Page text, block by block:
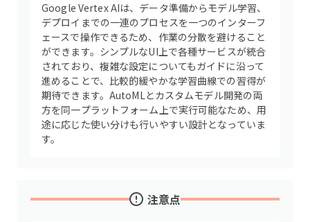
Google Vertex AIは、データ準備からモデル学習、
デプロイまでの一連のプロセスを一つのインターフ
ェースで操作できるため、作業の分散を避けること
ができます。シンプルなUI上で各種サービスが統合
されており、複雑な設定についてもガイドに沿って
進めることで、比較的緩やかな学習曲線での習得が
期待できます。AutoMLとカスタムモデル開発の両
方を同一プラットフォーム上で実行可能なため、用
途に応じた使い分けも行いやすい設計となっていま
す。
注意点